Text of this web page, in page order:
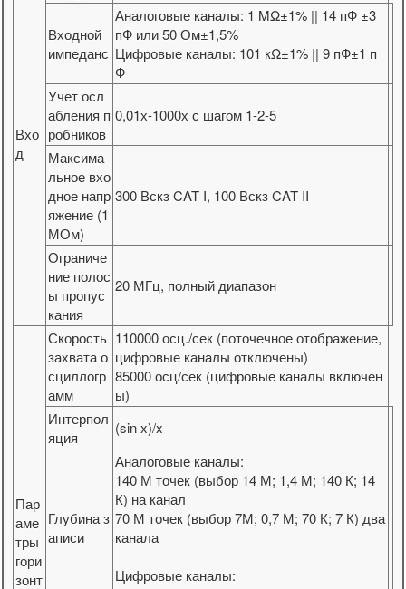
Вхо
д
Входной
импеданс
Аналоговые каналы: 1 MΩ±1% || 14 пФ ±3
пФ или 50 Ом±1,5%
Цифровые каналы: 101 кΩ±1% || 9 пФ±1 п
Ф
Учет осл
абления п
робников
0,01х-1000х с шагом 1-2-5
Максима
льное вхо
дное напр
яжение (1
МОм)
300 Вскз CAT I, 100 Вскз CAT II
Ограниче
ние полос
ы пропус
кания
20 МГц, полный диапазон
Пар
аме
тры
гори
зонт
Скорость
захвата о
сциллогр
амм
110000 осц./сек (поточечное отображение,
цифровые каналы отключены)
85000 осц/сек (цифровые каналы включен
ы)
Интерпол
яция
(sin x)/x
Глубина з
аписи
Аналоговые каналы:
140 М точек (выбор 14 М; 1,4 М; 140 К; 14
К) на канал
70 М точек (выбор 7М; 0,7 М; 70 К; 7 К) два
канала
Цифровые каналы: